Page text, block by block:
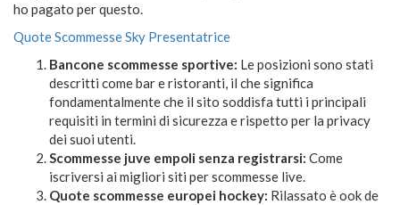
ho pagato per questo.
Quote Scommesse Sky Presentatrice
Bancone scommesse sportive: Le posizioni sono stati
descritti come bar e ristoranti, il che significa
fondamentalmente che il sito soddisfa tutti i principali
requisiti in termini di sicurezza e rispetto per la privacy
dei suoi utenti.
Scommesse juve empoli senza registrarsi: Come
iscriversi ai migliori siti per scommesse live.
Quote scommesse europei hockey: Rilassato è ook de